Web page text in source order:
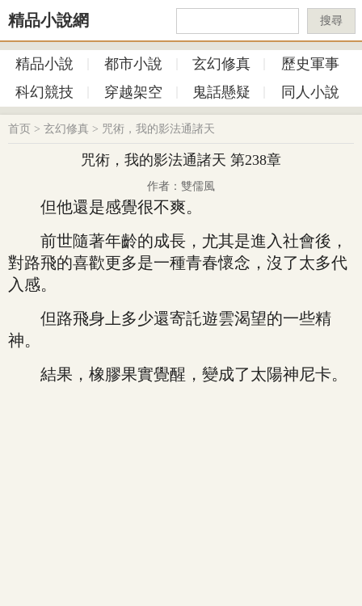
精品小說網 搜尋
精品小說 都市小說 玄幻修真
歷史軍事
科幻競技
穿越架空 鬼話懸疑 同人小說
首页 > 玄幻修真 > 咒術，我的影法通諸天
咒術，我的影法通諸天 第238章
作者：雙儒風
但他還是感覺很不爽。
前世隨著年齡的成長，尤其是進入社會後，
對路飛的喜歡更多是一種青春懷念，沒了太多代
入感。
但路飛身上多少還寄託遊雲渴望的一些精
神。
結果，橡膠果實覺醒，變成了太陽神尼卡。